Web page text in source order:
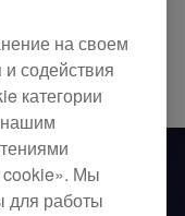
на своем
содействия
категории
нашим
cookie». Мы
для работы